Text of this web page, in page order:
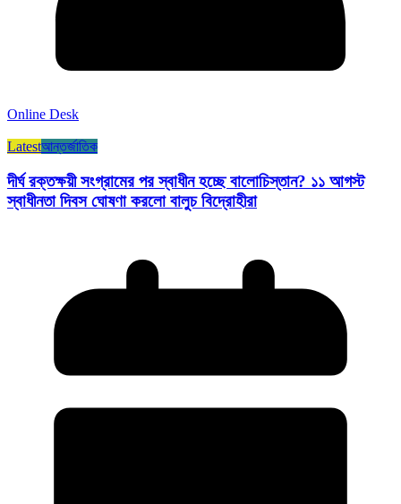
Online Desk
Latestআন্তর্জাতিক
দীর্ঘ রক্তক্ষয়ী সংগ্রামের পর স্বাধীন হচ্ছে বালোচিস্তান? ১১ আগস্ট
স্বাধীনতা দিবস ঘোষণা করলো বালুচ বিদ্রোহীরা